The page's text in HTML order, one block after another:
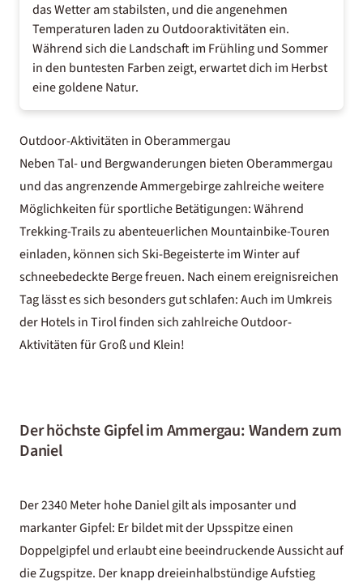
das Wetter am stabilsten, und die angenehmen
Temperaturen laden zu Outdooraktivitäten ein.
Während sich die Landschaft im Frühling und Sommer
in den buntesten Farben zeigt, erwartet dich im Herbst
eine goldene Natur.
Outdoor-Aktivitäten in Oberammergau
Neben Tal- und Bergwanderungen bieten Oberammergau
und das angrenzende Ammergebirge zahlreiche weitere
Möglichkeiten für sportliche Betätigungen: Während
Trekking-Trails zu abenteuerlichen Mountainbike-Touren
einladen, können sich Ski-Begeisterte im Winter auf
schneebedeckte Berge freuen. Nach einem ereignisreichen
Tag lässt es sich besonders gut schlafen: Auch im Umkreis
derHotels in Tirolfinden sich zahlreiche Outdoor-
Aktivitäten für Groß und Klein!
Der höchste Gipfel im Ammergau: Wandern zum
Daniel
Der 2340 Meter hohe Daniel gilt als imposanter und
markanter Gipfel: Er bildet mit der Upsspitze einen
Doppelgipfel und erlaubt eine beeindruckende Aussicht auf
die Zugspitze. Der knapp dreieinhalbstündige Aufstieg